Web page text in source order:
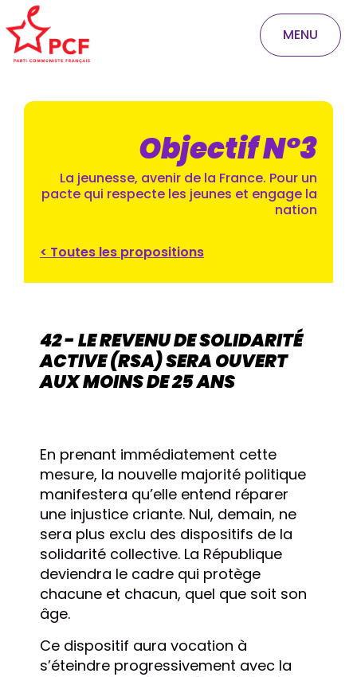
MENU
Objectif N°3
La jeunesse, avenir de la France. Pour un
pacte qui respecte les jeunes et engage la
nation
< Toutes les propositions
42 - LE REVENU DE SOLIDARITÉ
ACTIVE (RSA) SERA OUVERT
AUX MOINS DE 25 ANS
En prenant immédiatement cette
mesure, la nouvelle majorité politique
manifestera qu’elle entend réparer
une injustice criante. Nul, demain, ne
sera plus exclu des dispositifs de la
solidarité collective. La République
deviendra le cadre qui protège
chacune et chacun, quel que soit son
âge.
Ce dispositif aura vocation à
s’éteindre progressivement avec la